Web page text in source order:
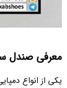
معرفی صندل
یکی از انواع